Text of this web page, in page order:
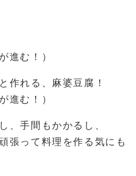
進む！）
作れる、麻婆豆腐！
進む！）
、手間もかかるし、
張って料理を作る気にも